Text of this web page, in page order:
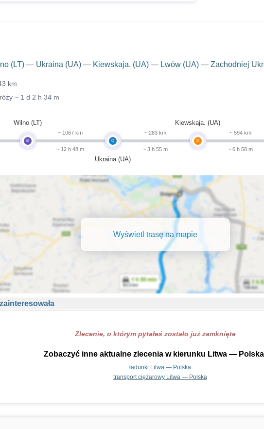
(LT) — Ukraina (UA) — Kiewskaja. (UA) — Lwów (UA) — Zachodniej
km
~ 1 d 2 h 34 m
B
Wilno (LT)
~ 1067 km
~ 12 h 48 m
C
Ukraina (UA)
~ 283 km
~ 3 h 55 m
D
Kiewskaja. (UA)
~ 594 km
~ 6 h 58 m
Wyświetl trasę na mapie
Zlecenie, o którym pytałeś zostało już zamknięte
Zobaczyć inne aktualne zlecenia w kierunku Litwa —
ładunki Litwa — Polska
transport ciężarowy Litwa — Polska